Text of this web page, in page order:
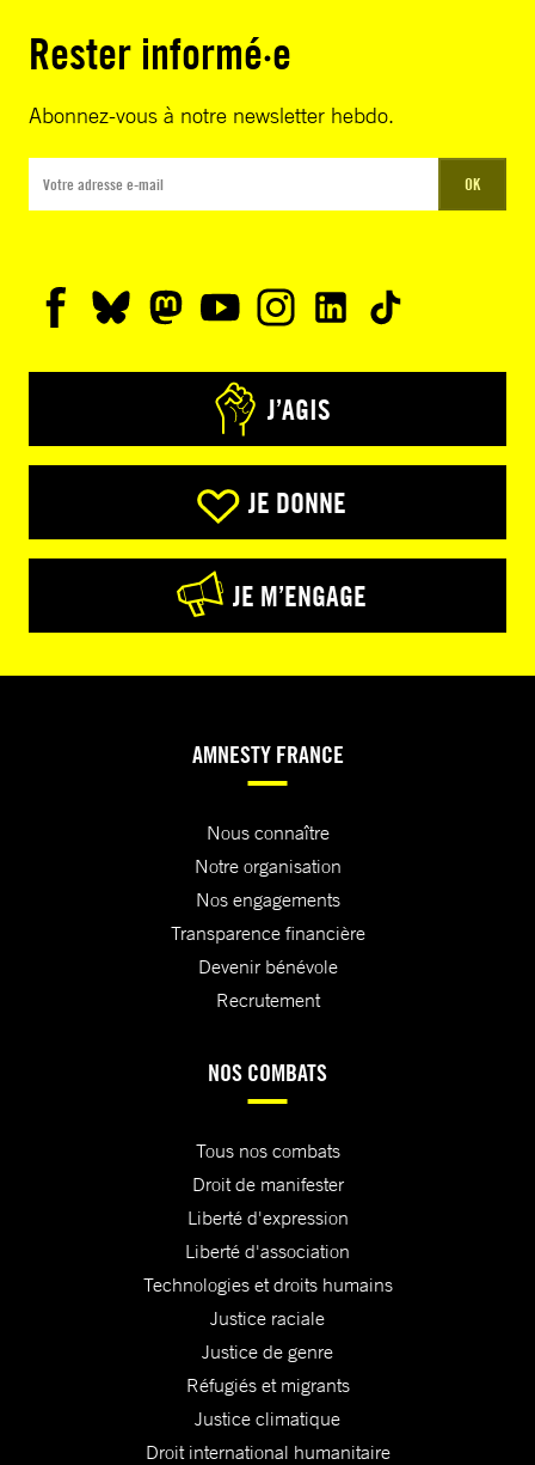
Rester informé·e
Abonnez-vous à notre newsletter hebdo.
OK
J’AGIS
JE DONNE
JE M’ENGAGE
AMNESTY FRANCE
Nous connaître
Notre organisation
Nos engagements
Transparence financière
Devenir bénévole
Recrutement
NOS COMBATS
Tous nos combats
Droit de manifester
Liberté d'expression
Liberté d'association
Technologies et droits humains
Justice raciale
Justice de genre
Réfugiés et migrants
Justice climatique
Droit international humanitaire